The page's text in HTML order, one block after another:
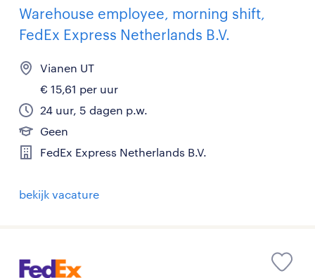
Warehouse employee, morning shift,
FedEx Express Netherlands B.V.
Vianen UT
€ 15,61 per uur
24 uur, 5 dagen p.w.
Geen
FedEx Express Netherlands B.V.
bekijk vacature